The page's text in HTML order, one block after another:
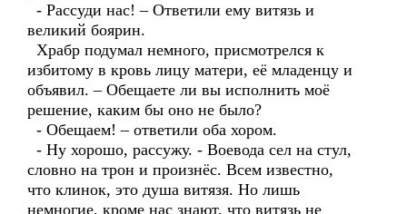
- Рассуди нас! – Ответили ему витязь и
великий боярин.
Храбр подумал немного, присмотрелся к
избитому в кровь лицу матери, её младенцу и
объявил. – Обещаете ли вы исполнить моё
решение, каким бы оно не было?
- Обещаем! – ответили оба хором.
- Ну хорошо, рассужу. - Воевода сел на стул,
словно на трон и произнёс. Всем известно,
что клинок, это душа витязя. Но лишь
немногие, кроме нас знают, что витязь не